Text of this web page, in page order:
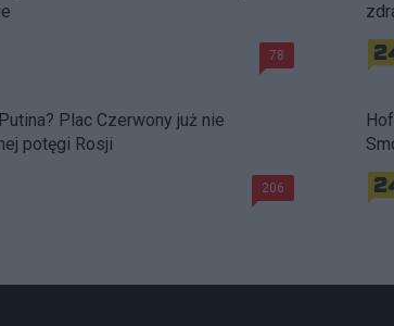
78
Plac Czerwony już nie
potęgi Rosji
206